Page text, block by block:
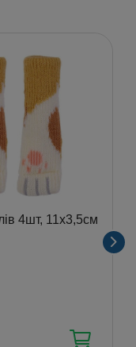
4шт, 11х3,5см